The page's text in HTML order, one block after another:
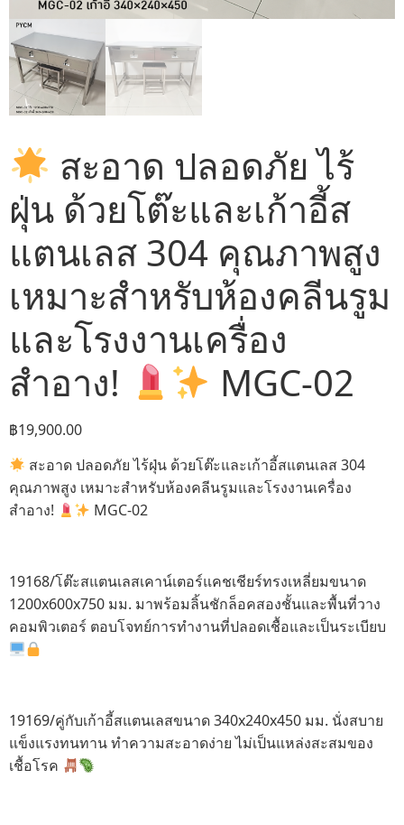
สะอาด ปลอดภัย ไร้
ฝุ่น ด้วยโต๊ะและเก้าอี้ส
แตนเลส 304 คุณภาพสูง
เหมาะสำหรับห้องคลีนรูม
และโรงงานเครื่อง
สำอาง!
MGC-02
฿19,900.00
สะอาด ปลอดภัย ไร้ฝุ่น ด้วยโต๊ะและเก้าอี้สแตนเลส 304
คุณภาพสูง เหมาะสำหรับห้องคลีนรูมและโรงงานเครื่อง
สำอาง!
MGC-02
19168/โต๊ะสแตนเลสเคาน์เตอร์แคชเชียร์ทรงเหลี่ยมขนาด
1200x600x750 มม. มาพร้อมลิ้นชักล็อคสองชั้นและพื้นที่วาง
คอมพิวเตอร์ ตอบโจทย์การทำงานที่ปลอดเชื้อและเป็นระเบียบ
19169/คู่กับเก้าอี้สแตนเลสขนาด 340x240x450 มม. นั่งสบาย
แข็งแรงทนทาน ทำความสะอาดง่าย ไม่เป็นแหล่งสะสมของ
เชื้อโรค